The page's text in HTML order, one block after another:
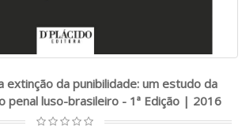
extinção da punibilidade: um estudo da
penal luso-brasileiro - 1ª Edição | 2016